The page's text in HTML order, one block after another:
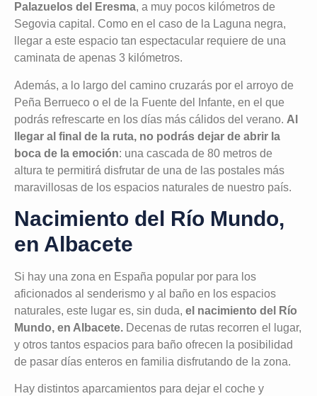
Palazuelos del Eresma, a muy pocos kilómetros de
Segovia capital. Como en el caso de la Laguna negra,
llegar a este espacio tan espectacular requiere de una
caminata de apenas 3 kilómetros.
Además, a lo largo del camino cruzarás por el arroyo de
Peña Berrueco o el de la Fuente del Infante, en el que
podrás refrescarte en los días más cálidos del verano. Al
llegar al final de la ruta, no podrás dejar de abrir la
boca de la emoción: una cascada de 80 metros de
altura te permitirá disfrutar de una de las postales más
maravillosas de los espacios naturales de nuestro país.
Nacimiento del Río Mundo,
en Albacete
Si hay una zona en España popular por para los
aficionados al senderismo y al baño en los espacios
naturales, este lugar es, sin duda, el nacimiento del Río
Mundo, en Albacete. Decenas de rutas recorren el lugar,
y otros tantos espacios para baño ofrecen la posibilidad
de pasar días enteros en familia disfrutando de la zona.
Hay distintos aparcamientos para dejar el coche y